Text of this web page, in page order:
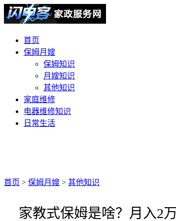
首页
保姆月嫂
保姆知识
月嫂知识
其他知识
家庭维修
电器维修知识
日常生活
首页 > 保姆月嫂 > 其他知识
家教式保姆是啥？月入2